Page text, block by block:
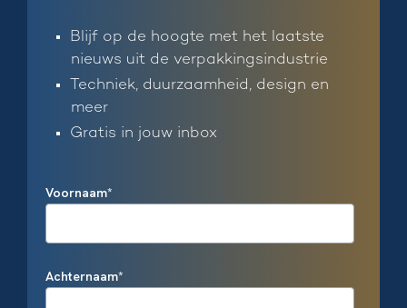
Blijf op de hoogte met het laatste
nieuws uit de verpakkingsindustrie
Techniek, duurzaamheid, design en
meer
Gratis in jouw inbox
Voornaam*
Achternaam*